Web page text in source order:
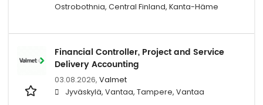
Ostrobothnia, Central Finland, Kanta-Häme
Financial Controller, Project and Service
Delivery Accounting
03.08.2026, Valmet
Jyväskylä, Vantaa, Tampere, Vantaa